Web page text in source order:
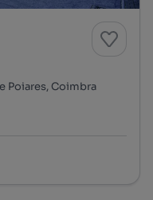
Poiares, Coimbra